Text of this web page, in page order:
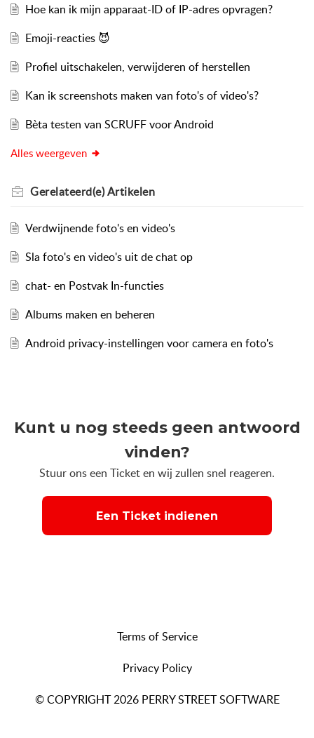
Hoe kan ik mijn apparaat-ID of IP-adres opvragen?
Emoji-reacties 😈
Profiel uitschakelen, verwijderen of herstellen
Kan ik screenshots maken van foto's of video's?
Bèta testen van SCRUFF voor Android
Alles weergeven
Gerelateerd(e)Artikelen
Verdwijnende foto's en video's
Sla foto's en video's uit de chat op
chat- en Postvak In-functies
Albums maken en beheren
Android privacy-instellingen voor camera en foto's
Kunt u nog steeds geen antwoord
vinden?
Stuur ons een Ticket en wij zullen snel reageren.
Een Ticket indienen
Terms of Service
Privacy Policy
© COPYRIGHT 2026 PERRY STREET SOFTWARE